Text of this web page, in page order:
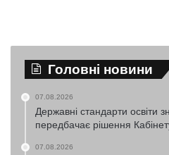
Головні новини
07.08.2026
Державні стандарти освіти
передбачає рішення
07.08.2026